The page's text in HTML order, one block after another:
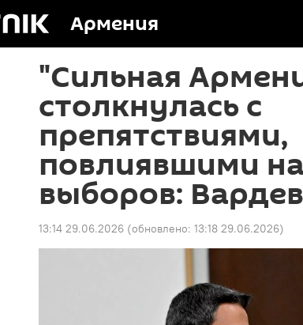
Армения
"Сильная
столкнулась с
препятствиями,
повлиявшими
выборов:
13:14 29.06.2026 (обновлено: 13:18 29.06.2026)